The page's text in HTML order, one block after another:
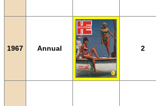
1967 Annual 2